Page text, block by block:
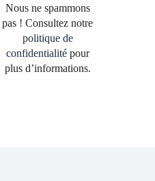
Nous ne spammons
pas ! Consultez notre
politique de
confidentialitépour
plus d’informations.